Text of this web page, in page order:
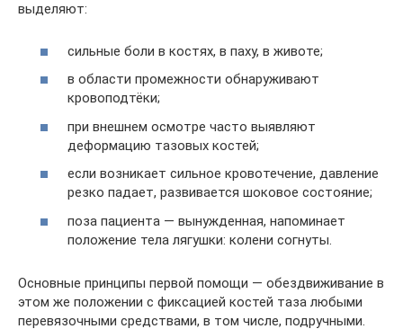
выделяют:
сильные боли в костях, в паху, в животе;
в области промежности обнаруживают
кровоподтёки;
при внешнем осмотре часто выявляют
деформацию тазовых костей;
если возникает сильное кровотечение, давление
резко падает, развивается шоковое состояние;
поза пациента — вынужденная, напоминает
положение тела лягушки: колени согнуты.
Основные принципы первой помощи — обездвиживание в
этом же положении с фиксацией костей таза любыми
перевязочными средствами, в том числе, подручными.